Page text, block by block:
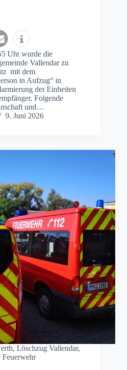
Uhr wurde die
Vallendar zu
mit dem
in Aufzug“ in
der Einheiten
Folgende
und…
9. Juni 2026
, Löschzug Vallendar,
Feuerwehr